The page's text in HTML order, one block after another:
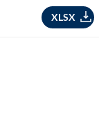
XLSX